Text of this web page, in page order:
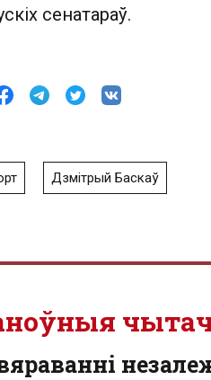
сенатараў.
Дзмітрый Баскаў